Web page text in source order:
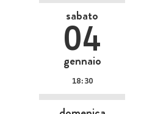
sabato
04
gennaio
18:30